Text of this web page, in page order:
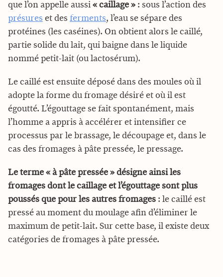
que l’on appelle aussi « caillage » : sous l’action des
présures et des ferments, l’eau se sépare des
protéines (les caséines). On obtient alors le caillé,
partie solide du lait, qui baigne dans le liquide
nommé petit-lait (ou lactosérum).
Le caillé est ensuite déposé dans des moules où il
adopte la forme du fromage désiré et où il est
égoutté. L’égouttage se fait spontanément, mais
l’homme a appris à accélérer et intensifier ce
processus par le brassage, le découpage et, dans le
cas des fromages à pâte pressée, le pressage.
Le terme « à pâte pressée » désigne ainsi les
fromages dont le caillage et l’égouttage sont plus
poussés que pour les autres fromages : le caillé est
pressé au moment du moulage afin d’éliminer le
maximum de petit-lait. Sur cette base, il existe deux
catégories de fromages à pâte pressée.